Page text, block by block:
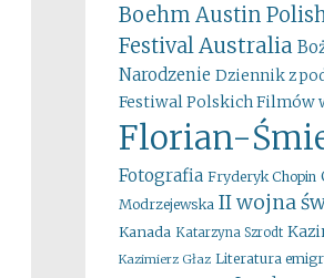
Boehm Austin
FestivalAustralia
Narodzenie Dziennik z
Festiwal Polskich Filmów
Florian-
Fotografia Fryderyk Chopin
Modrzejewska II wojna
Kanada Katarzyna Szrodt
Kazimierz Głaz Literatura